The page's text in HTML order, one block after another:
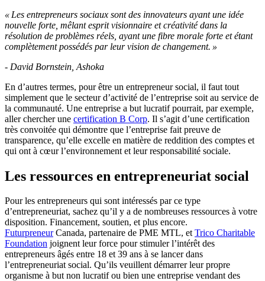
« Les entrepreneurs sociaux sont des innovateurs ayant une idée
nouvelle forte, mêlant esprit visionnaire et créativité dans la
résolution de problèmes réels, ayant une fibre morale forte et étant
complètement possédés par leur vision de changement. »
- David Bornstein, Ashoka
En d’autres termes, pour être un entrepreneur social, il faut tout
simplement que le secteur d’activité de l’entreprise soit au service de
la communauté. Une entreprise a but lucratif pourrait, par exemple,
aller chercher une certification B Corp. Il s’agit d’une certification
très convoitée qui démontre que l’entreprise fait preuve de
transparence, qu’elle excelle en matière de reddition des comptes et
qui ont à cœur l’environnement et leur responsabilité sociale.
Les ressources en entrepreneuriat social
Pour les entrepreneurs qui sont intéressés par ce type
d’entrepreneuriat, sachez qu’il y a de nombreuses ressources à votre
disposition. Financement, soutien, et plus encore.
FuturpreneurCanada, partenaire de PME MTL, etTrico Charitable
Foundation joignent leur force pour stimuler l’intérêt des
entrepreneurs âgés entre 18 et 39 ans à se lancer dans
l’entrepreneuriat social. Qu’ils veuillent démarrer leur propre
organisme à but non lucratif ou bien une entreprise vendant des